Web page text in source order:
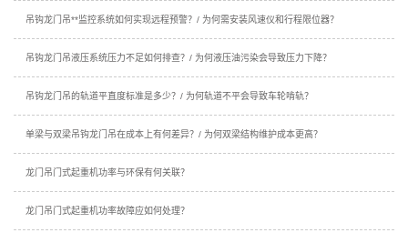
吊钩龙门吊**监控系统如何实现远程预警？/ 为何需安装风速仪和行程限位器？
吊钩龙门吊液压系统压力不足如何排查？/ 为何液压油污染会导致压力下降？
吊钩龙门吊的轨道平直度标准是多少？/ 为何轨道不平会导致车轮啃轨？
单梁与双梁吊钩龙门吊在成本上有何差异？/ 为何双梁结构维护成本更高？
龙门吊门式起重机功率与环保有何关联？
龙门吊门式起重机功率故障应如何处理？